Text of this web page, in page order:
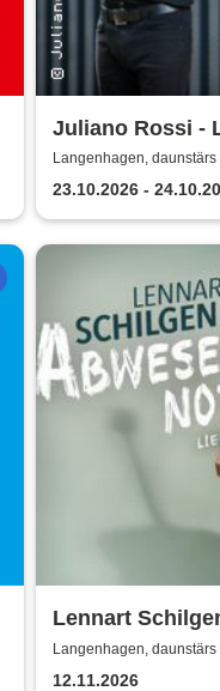
Juliano Rossi -
Langenhagen, daunstärs
23.10.2026 -
Lennart
Langenhagen, daunstärs
12.11.2026